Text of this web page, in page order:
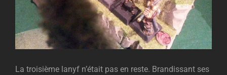
La troisième lanyf n’était pas en reste. Brandissant ses